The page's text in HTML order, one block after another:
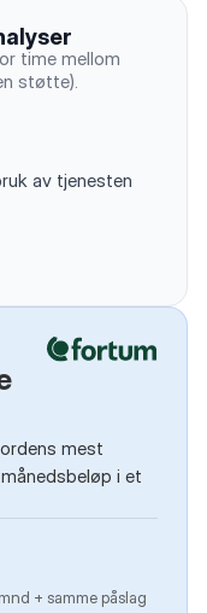
time mellom
støtte).
av tjenesten
mest
i et
+ samme påslag